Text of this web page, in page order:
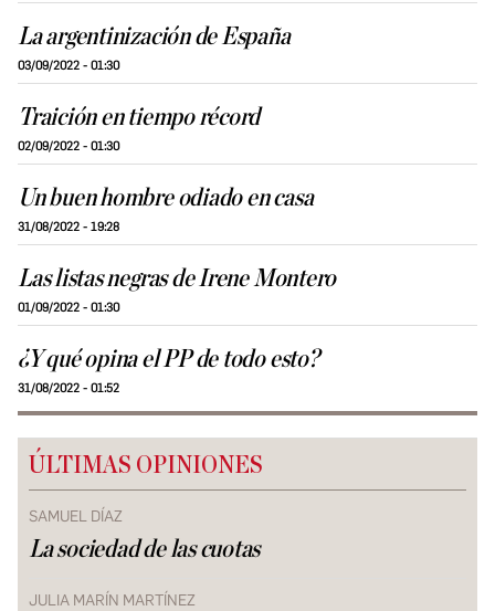
La argentinización de España
03/09/2022 - 01:30
Traición en tiempo récord
02/09/2022 - 01:30
Un buen hombre odiado en casa
31/08/2022 - 19:28
Las listas negras de Irene Montero
01/09/2022 - 01:30
¿Y qué opina el PP de todo esto?
31/08/2022 - 01:52
ÚLTIMAS OPINIONES
SAMUEL DÍAZ
La sociedad de las cuotas
JULIA MARÍN MARTÍNEZ